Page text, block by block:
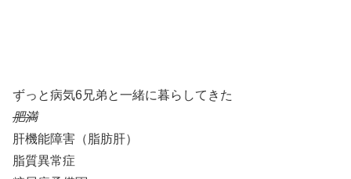
ずっと病気6兄弟と一緒に暮らしてきた
肥満
肝機能障害（脂肪肝）
脂質異常症